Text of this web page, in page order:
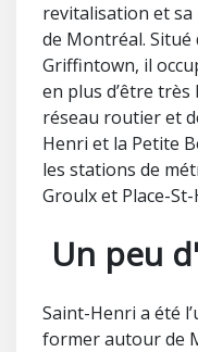
revitalisation et sa
de Montréal.
Griffintown, il
en plus d’être
réseau routier et
Henri et la Petite
les stations de
Groulx et Place-
Un peu
Saint-Henri a été
former autour de